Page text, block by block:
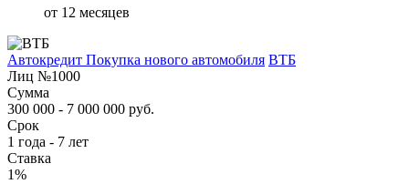
от 12 месяцев
Автокредит Покупка нового автомобиля ВТБ
Лиц №1000
Сумма
300 000 - 7 000 000 руб.
Срок
1 года - 7 лет
Ставка
1%